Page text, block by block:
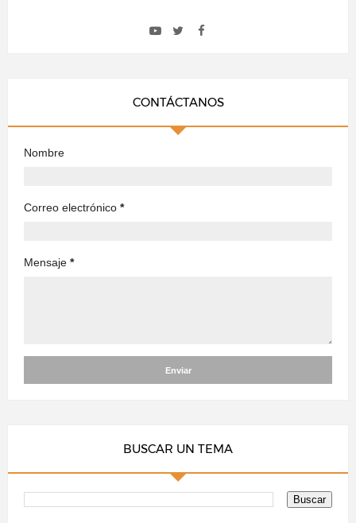
CONTÁCTANOS
Nombre
Correo electrónico *
Mensaje *
BUSCAR UN TEMA